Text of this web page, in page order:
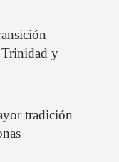
Trinidad y
tradición